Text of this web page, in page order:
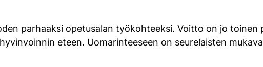
parhaaksi opetusalan työkohteeksi. Voitto on jo
eteen. Uomarinteeseen on seurelaisten